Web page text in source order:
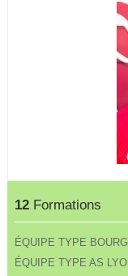
12 Formations
ÉQUIPE TYPE
ÉQUIPE TYPE AS